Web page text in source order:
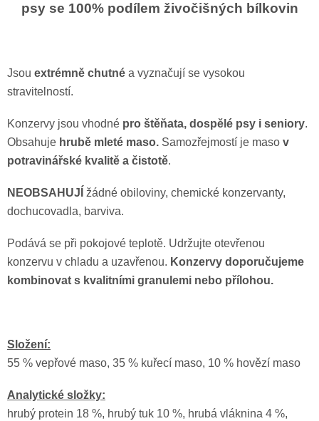
psy se 100% podílem živočišných bílkovin
Jsou extrémně chutné a vyznačují se vysokou
stravitelností.
Konzervy jsou vhodné pro štěňata, dospělé psy i seniory.
Obsahuje hrubě mleté maso. Samozřejmostí je maso v
potravinářské kvalitě a čistotě.
NEOBSAHUJÍ žádné obiloviny, chemické konzervanty,
dochucovadla, barviva.
Podává se při pokojové teplotě. Udržujte otevřenou
konzervu v chladu a uzavřenou. Konzervy doporučujeme
kombinovat s kvalitními granulemi nebo přílohou.
Složení:
55 % vepřové maso, 35 % kuřecí maso, 10 % hovězí maso
Analytické složky:
hrubý protein 18 %, hrubý tuk 10 %, hrubá vláknina 4 %,